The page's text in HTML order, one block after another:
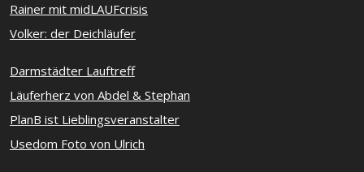
Rainer mit midLAUFcrisis
Volker: der Deichläufer
Darmstädter Lauftreff
Läuferherz von Abdel & Stephan
PlanB ist Lieblingsveranstalter
Usedom Foto von Ulrich